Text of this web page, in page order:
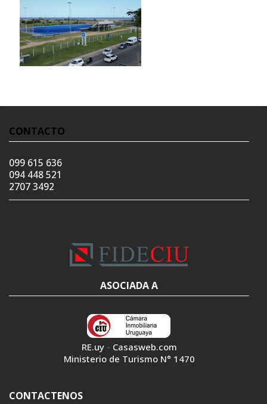
CONTACTO
099 615 636
094 448 521
2707 3492
ASOCIADA A
RE.uy- Casasweb.com
Ministerio de Turismo N° 1470
CONTACTENOS